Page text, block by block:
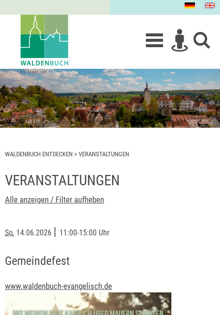
WALDENBUCH ENTDECKEN > VERANSTALTUNGEN
VERANSTALTUNGEN
Alle anzeigen / Filter aufheben
So, 14.06.2026 | 11:00-15:00 Uhr
Gemeindefest
www.waldenbuch-evangelisch.de